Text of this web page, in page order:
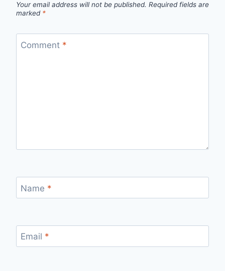
Your email address will not be published. Required fields are
marked *
Comment *
Name *
Email *